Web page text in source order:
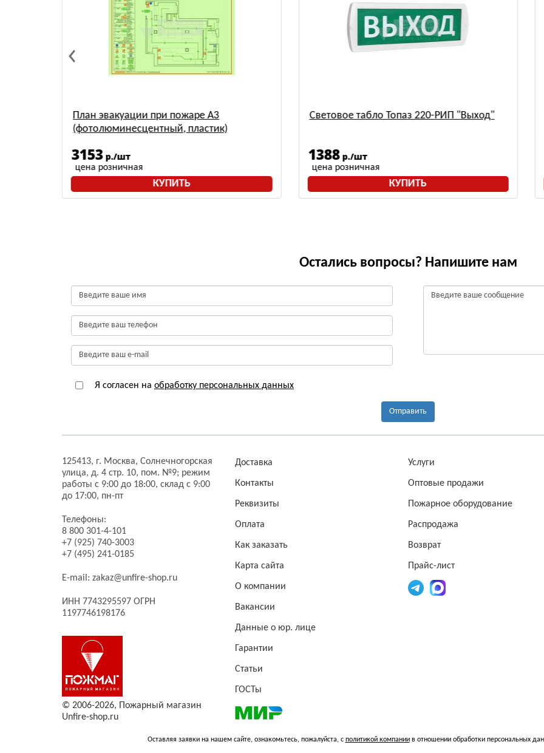
План эвакуации при пожаре А3
(фотолюминесцентный, пластик)
3153 р./шт
цена розничная
КУПИТЬ
Световое табло Топаз 220-РИП "Выход"
1388 р./шт
цена розничная
КУПИТЬ
Остались вопросы? Напишите нам
Я согласен на обработку персональных данных
Отправить
125413, г. Москва, Солнечногорская
улица, д. 4 стр. 10, пом. №9; режим
работы с 9:00 до 18:00, склад с 9:00
до 17:00, пн-пт
Телефоны:
8 800 301-4-101
+7 (925) 740-3003
+7 (495) 241-0185
E-mail: zakaz@unfire-shop.ru
ИНН 7743295597 ОГРН
1197746198176
© 2006-2026,
Пожарный магазин
Unfire-shop.ru
Доставка
Контакты
Реквизиты
Оплата
Как заказать
Карта сайта
О компании
Вакансии
Данные о юр. лице
Гарантии
Статьи
ГОСТы
Услуги
Оптовые продажи
Пожарное оборудование
Распродажа
Возврат
Прайс-лист
Оставляя заявки на нашем сайте, ознакомьтесь, пожалуйста, с политикой компаниив отношении обработки персональных